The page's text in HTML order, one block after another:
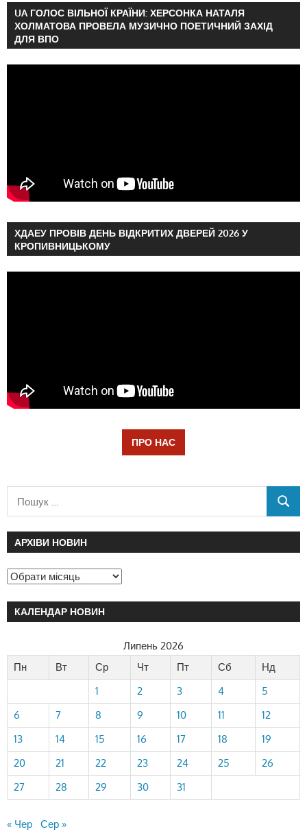
UA ГОЛОС ВІЛЬНОЇ КРАЇНИ: ХЕРСОНКА НАТАЛЯ
ХОЛМАТОВА ПРОВЕЛА МУЗИЧНО ПОЕТИЧНИЙ ЗАХІД
ДЛЯ ВПО
ХДАЕУ ПРОВІВ ДЕНЬ ВІДКРИТИХ ДВЕРЕЙ 2026 У
КРОПИВНИЦЬКОМУ
ПРО НАС
АРХІВИ НОВИН
КАЛЕНДАР НОВИН
Липень 2026
Пн
Вт Ср Чт Пт Сб
Нд
1
2 3 4
5
6
7 8 9 10 11
12
13
14 15 16 17 18
19
20
21 22 23 24 25
26
27
28 29 30 31
« Чер Сер »